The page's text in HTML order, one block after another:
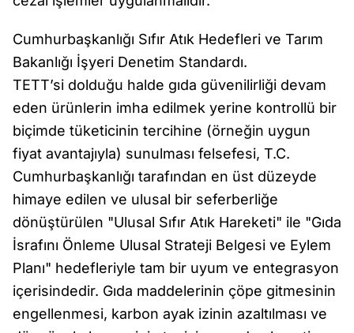
Cumhurbaşkanlığı Sıfır Atık Hedefleri ve Tarım
Bakanlığı İşyeri Denetim Standardı.
TETT’si dolduğu halde gıda güvenilirliği devam
eden ürünlerin imha edilmek yerine kontrollü bir
biçimde tüketicinin tercihine (örneğin uygun
fiyat avantajıyla) sunulması felsefesi, T.C.
Cumhurbaşkanlığı tarafından en üst düzeyde
himaye edilen ve ulusal bir seferberliğe
dönüştürülen "Ulusal Sıfır Atık Hareketi" ile "Gıda
İsrafını Önleme Ulusal Strateji Belgesi ve Eylem
Planı" hedefleriyle tam bir uyum ve entegrasyon
içerisindedir. Gıda maddelerinin çöpe gitmesinin
engellenmesi, karbon ayak izinin azaltılması ve